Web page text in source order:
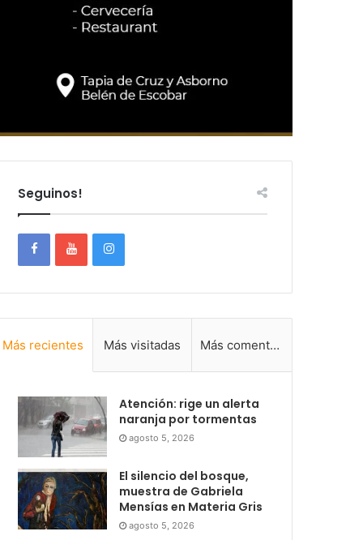
Seguinos!
Más recientes Más visitadas Más comentadas
Atención: rige un alerta
naranja por tormentas
agosto 5, 2026
El silencio del bosque,
muestra de Gabriela
Mensías en Materia Gris
agosto 5, 2026